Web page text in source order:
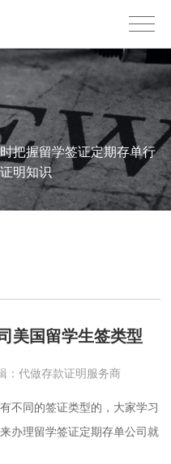
把握留学签证定期存单行
明知识
美国留学生签类型
：代做存款证明服务商
同的签证类型的，大家学习
办理留学签证定期存单公司就